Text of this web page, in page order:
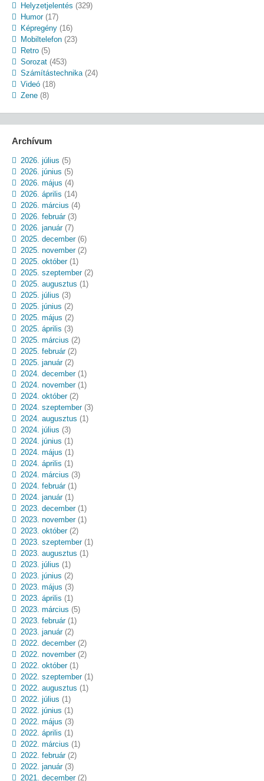
Helyzetjelentés (329)
Humor(17)
Képregény(16)
Mobiltelefon(23)
Retro(5)
Sorozat(453)
Számítástechnika(24)
Videó(18)
Zene(8)
Archívum
2026. július (5)
2026. június (5)
2026. május (4)
2026. április (14)
2026. március (4)
2026. február(3)
2026. január(7)
2025. december(6)
2025. november(2)
2025. október(1)
2025. szeptember(2)
2025. augusztus (1)
2025. július (3)
2025. június (2)
2025. május (2)
2025. április (3)
2025. március (2)
2025. február(2)
2025. január(2)
2024. december(1)
2024. november(1)
2024. október(2)
2024. szeptember(3)
2024. augusztus (1)
2024. július (3)
2024. június (1)
2024. május (1)
2024. április (1)
2024. március (3)
2024. február(1)
2024. január(1)
2023. december(1)
2023. november(1)
2023. október(2)
2023. szeptember(1)
2023. augusztus (1)
2023. július (1)
2023. június (2)
2023. május (3)
2023. április (1)
2023. március (5)
2023. február(1)
2023. január(2)
2022. december(2)
2022. november(2)
2022. október(1)
2022. szeptember(1)
2022. augusztus (1)
2022. július (1)
2022. június (1)
2022. május (3)
2022. április (1)
2022. március (1)
2022. február(2)
2022. január(3)
2021. december(2)